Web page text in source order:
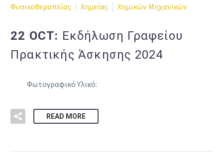
Φυσικοθεραπείας
Χημείας Χημικών Μηχανικών
22 OCT: Εκδήλωση Γραφείου
Πρακτικής Άσκησης 2024
Φωτογραφικό Υλικό:
READ MORE